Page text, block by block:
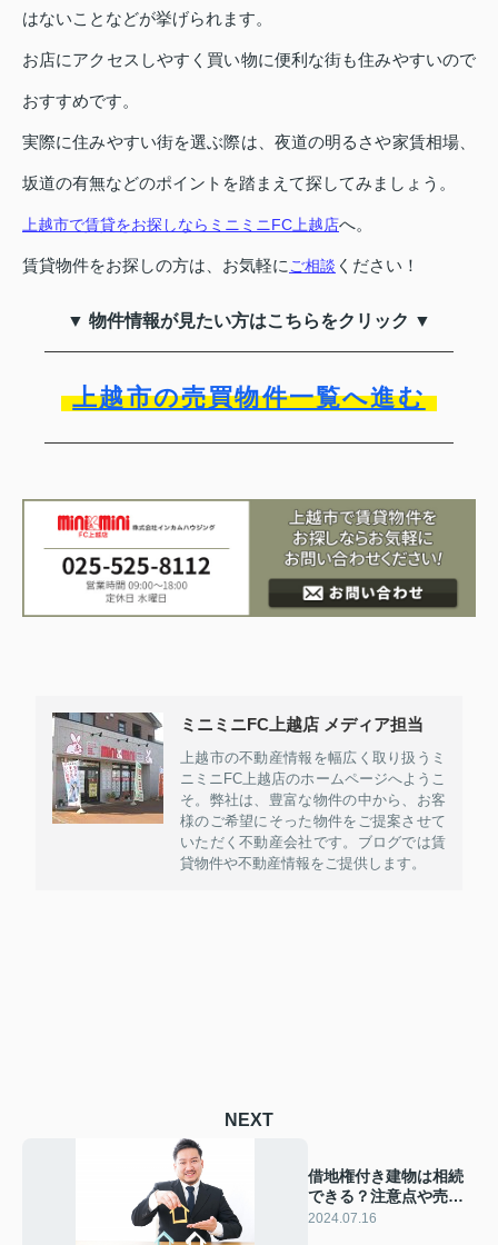
はないことなどが挙げられます。
お店にアクセスしやすく買い物に便利な街も住みやすいので
おすすめです。
実際に住みやすい街を選ぶ際は、夜道の明るさや家賃相場、
坂道の有無などのポイントを踏まえて探してみましょう。
上越市で賃貸をお探しならミニミニFC上越店へ。
賃貸物件をお探しの方は、お気軽に ご相談 ください！
▼ 物件情報が見たい方はこちらをクリック ▼
上越市の売買物件一覧へ進む
ミニミニFC上越店 メディア担当
上越市の不動産情報を幅広く取り扱うミ
ニミニFC上越店のホームページへようこ
そ。弊社は、豊富な物件の中から、お客
様のご希望にそった物件をご提案させて
いただく不動産会社です。ブログでは賃
貸物件や不動産情報をご提供します。
NEXT
借地権付き建物は相続
できる？注意点や売却
についても解説
2024.07.16